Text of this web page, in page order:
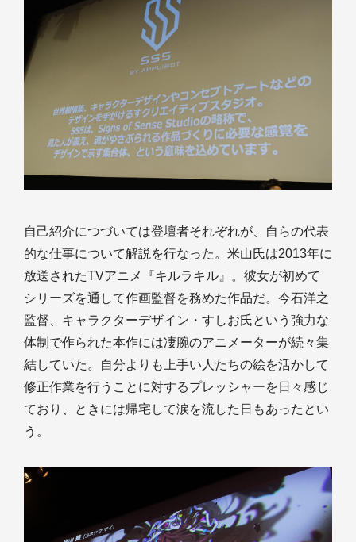
自己紹介につづいては登壇者それぞれが、自らの代表
的な仕事について解説を行なった。米山氏は2013年に
放送されたTVアニメ『キルラキル』。彼女が初めて
シリーズを通して作画監督を務めた作品だ。今石洋之
監督、キャラクターデザイン・すしお氏という強力な
体制で作られた本作には凄腕のアニメーターが続々集
結していた。自分よりも上手い人たちの絵を活かして
修正作業を行うことに対するプレッシャーを日々感じ
ており、ときには帰宅して涙を流した日もあったとい
う。